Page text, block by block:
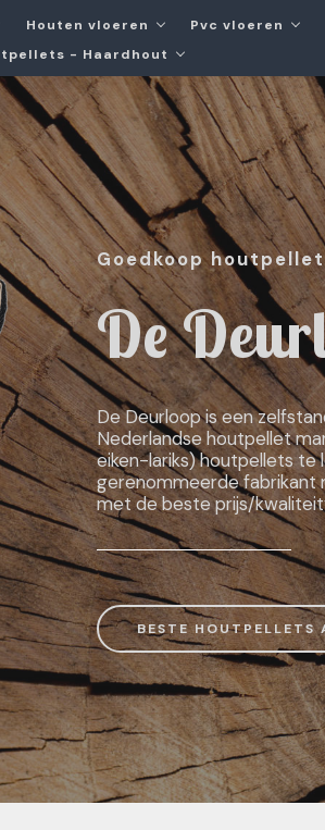
Houten vloeren Pvc vloeren
- Haardhout
Goedkoop
De
De Deurloop is een
Nederlandse houtpellet
eiken-lariks) houtpellets te
gerenommeerde fabrikant
met de beste prijs/
BESTE